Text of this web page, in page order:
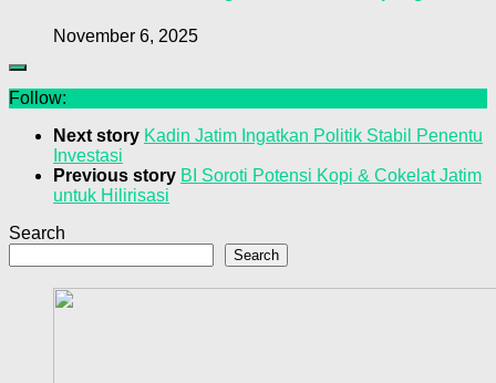
November 6, 2025
Follow:
Next story Kadin Jatim Ingatkan Politik Stabil Penentu
Investasi
Previous story BI Soroti Potensi Kopi & Cokelat Jatim
untuk Hilirisasi
Search
Search